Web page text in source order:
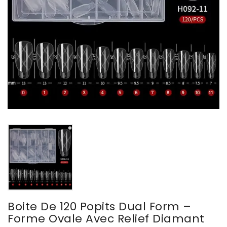
Boite De 120 Popits Dual Form –
Forme Ovale Avec Relief Diamant